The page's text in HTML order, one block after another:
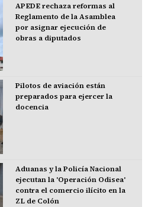
APEDE rechaza reformas al
Reglamento de la Asamblea
por asignar ejecución de
obras a diputados
Pilotos de aviación están
preparados para ejercer la
docencia
Aduanas y la Policía Nacional
ejecutan la 'Operación Odisea'
contra el comercio ilícito en la
ZL de Colón